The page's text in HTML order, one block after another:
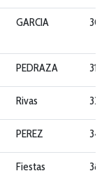
GARCIA
PEDRAZA
Rivas
PEREZ
Fiestas